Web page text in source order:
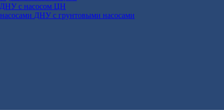
ДНУ с насосом ЦН
ДНУ с грунтовыми насосами